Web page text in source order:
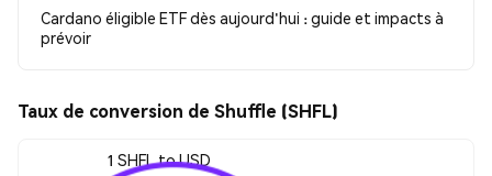
Cardano éligible ETF dès aujourd'hui : guide et impacts à
prévoir
Taux de conversion de Shuffle (SHFL)
1 SHFL to USD